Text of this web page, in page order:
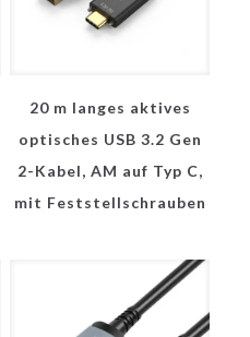
20 m langes aktives
optisches USB 3.2 Gen
2-Kabel, AM auf Typ C,
mit Feststellschrauben